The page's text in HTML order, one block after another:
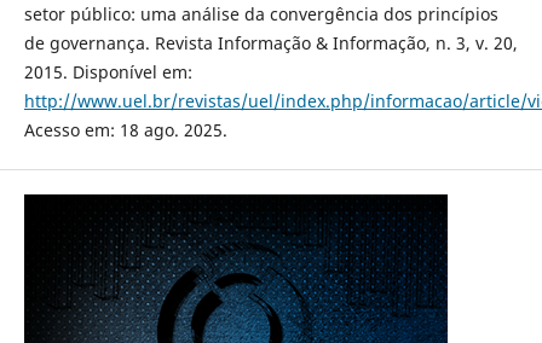
setor público: uma análise da convergência dos princípios
de governança. Revista Informação & Informação, n. 3, v. 20,
2015. Disponível em:
http://www.uel.br/revistas/uel/index.php/informacao/article/
Acesso em: 18 ago. 2025.